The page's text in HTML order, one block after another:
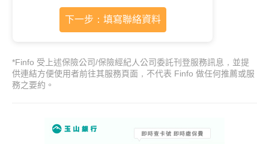
下一步：填寫聯絡資料
*Finfo 受上述保險公司/保險經紀人公司委託刊登服務訊息，並提
供連結方便使用者前往其服務頁面，不代表 Finfo 做任何推薦或服
務之要約。